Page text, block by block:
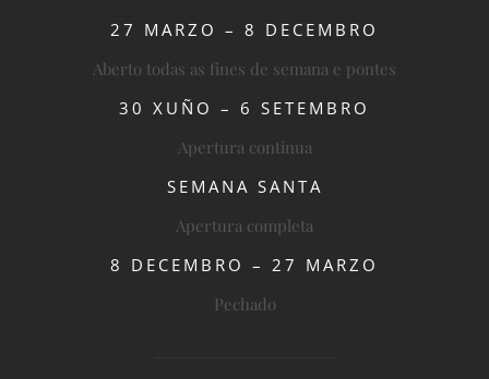
27 MARZO – 8 DECEMBRO
Aberto todas as fines de semana e pontes
30 XUÑO – 6 SETEMBRO
Apertura continua
SEMANA SANTA
Apertura completa
8 DECEMBRO – 27 MARZO
Pechado